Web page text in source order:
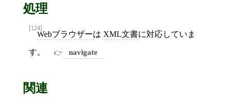
処理
[124]
Webブラウザーは XML文書に対応していま
す。 navigate
関連